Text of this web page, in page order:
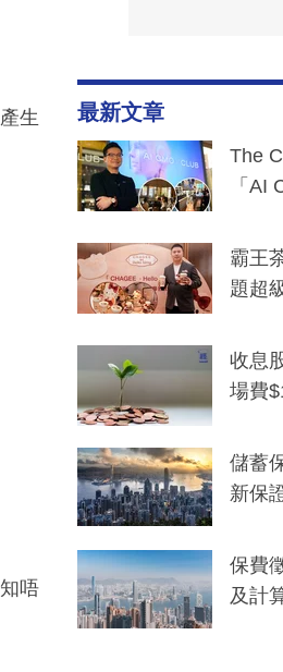
生
唔
最新文章
The
「AI
分鐘
霸王
題超
y及香
收息
場費
儲蓄
新保
保費
及計